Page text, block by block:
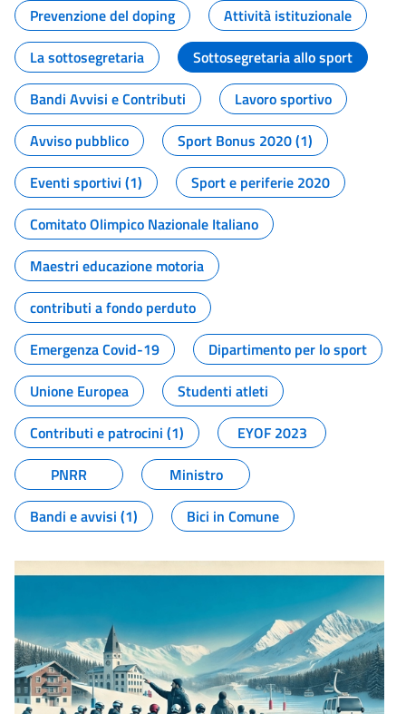
Prevenzione del doping
Attività istituzionale
La sottosegretaria
Sottosegretaria allo sport
Bandi Avvisi e Contributi
Lavoro sportivo
Avviso pubblico
Sport Bonus 2020 (1)
Eventi sportivi (1)
Sport e periferie 2020
Comitato Olimpico Nazionale Italiano
Maestri educazione motoria
contributi a fondo perduto
Emergenza Covid-19
Dipartimento per lo sport
Unione Europea
Studenti atleti
Contributi e patrocini (1)
EYOF 2023
PNRR
Ministro
Bandi e avvisi (1)
Bici in Comune